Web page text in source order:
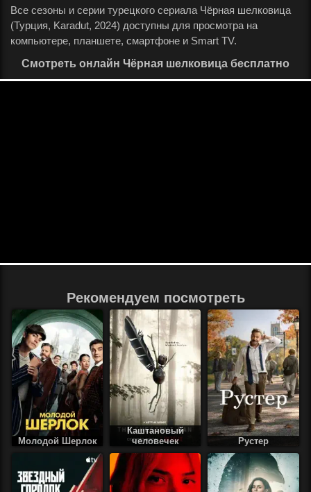
Все сезоны и серии турецкого сериала Чёрная шелковица
(Турция, Karadut, 2024) доступны для просмотра на
компьютере, планшете, смартфоне и Smart TV.
Смотреть онлайн Чёрная шелковица бесплатно
Рекомендуем посмотреть
Молодой Шерлок
Каштановый
человечек
Рустер